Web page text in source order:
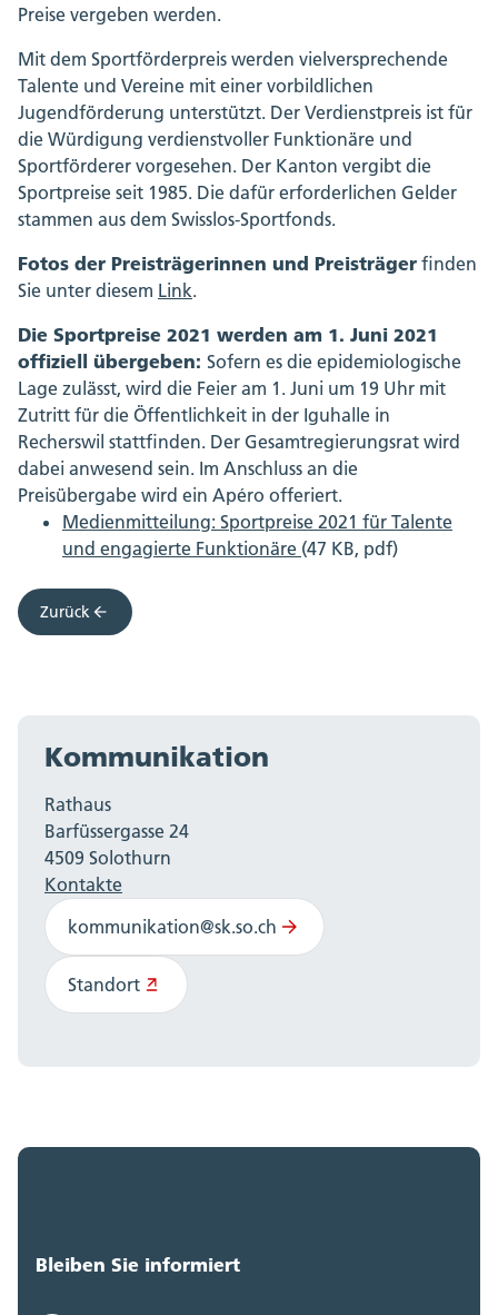
Preise vergeben werden.
Mit dem Sportförderpreis werden vielversprechende
Talente und Vereine mit einer vorbildlichen
Jugendförderung unterstützt. Der Verdienstpreis ist für
die Würdigung verdienstvoller Funktionäre und
Sportförderer vorgesehen. Der Kanton vergibt die
Sportpreise seit 1985. Die dafür erforderlichen Gelder
stammen aus dem Swisslos-Sportfonds.
Fotos der Preisträgerinnen und Preisträger finden
Sie unter diesem Link.
Die Sportpreise 2021 werden am 1. Juni 2021
offiziell übergeben: Sofern es die epidemiologische
Lage zulässt, wird die Feier am 1. Juni um 19 Uhr mit
Zutritt für die Öffentlichkeit in der Iguhalle in
Recherswil stattfinden. Der Gesamtregierungsrat wird
dabei anwesend sein. Im Anschluss an die
Preisübergabe wird ein Apéro offeriert.
Medienmitteilung: Sportpreise 2021 für Talente
und engagierte Funktionäre (47 KB, pdf)
Zurück
Kommunikation
Rathaus
Barfüssergasse 24
4509 Solothurn
Kontakte
kommunikation@sk.so.ch
Standort
Bleiben Sie informiert